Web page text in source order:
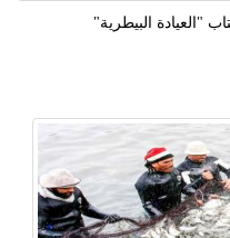
"العيادة البيطرية"